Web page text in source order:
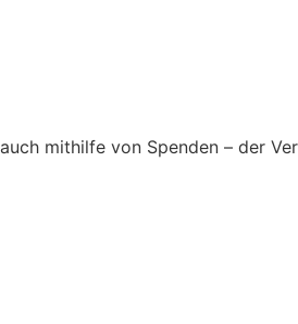
mithilfe von Spenden – der